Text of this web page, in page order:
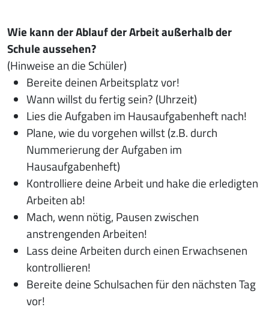
Wie kann der Ablauf der Arbeit außerhalb der
Schule aussehen?
(Hinweise an die Schüler)
Bereite deinen Arbeitsplatz vor!
Wann willst du fertig sein? (Uhrzeit)
Lies die Aufgaben im Hausaufgabenheft nach!
Plane, wie du vorgehen willst (z.B. durch
Nummerierung der Aufgaben im
Hausaufgabenheft)
Kontrolliere deine Arbeit und hake die erledigten
Arbeiten ab!
Mach, wenn nötig, Pausen zwischen
anstrengenden Arbeiten!
Lass deine Arbeiten durch einen Erwachsenen
kontrollieren!
Bereite deine Schulsachen für den nächsten Tag
vor!